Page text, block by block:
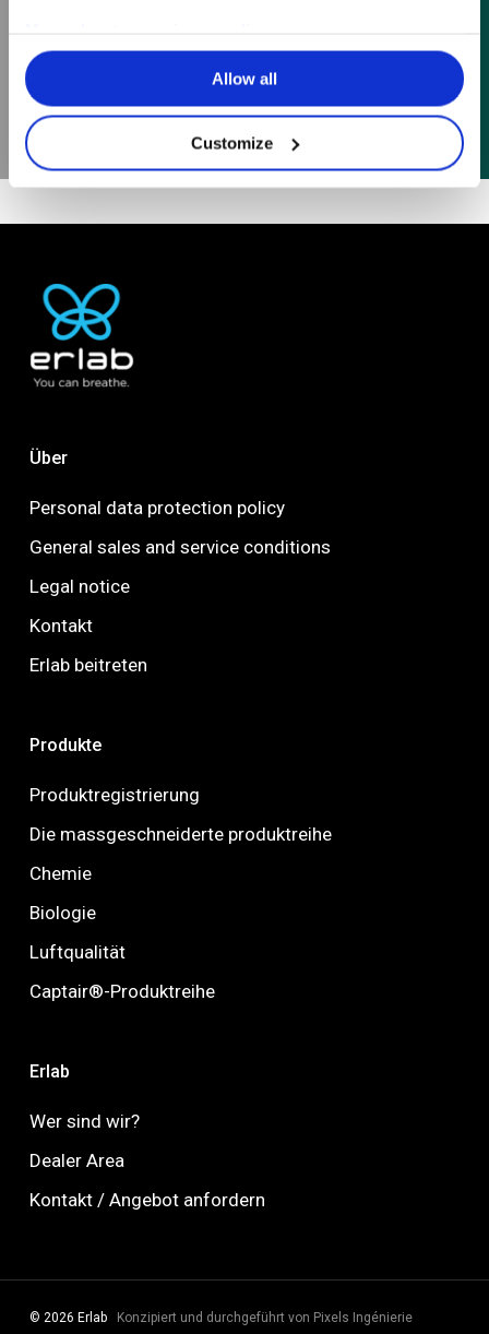
Allow all
Customize
Forum Labo Paris 2025
Über
Personal data protection policy
General sales and service conditions
Legal notice
Kontakt
Erlab beitreten
Produkte
Produktregistrierung
Die massgeschneiderte produktreihe
Chemie
Biologie
Luftqualität
Captair®-Produktreihe
Erlab
Wer sind wir?
Dealer Area
Kontakt / Angebot anfordern
© Erlab Konzipiert und durchgeführt von Pixels Ingénierie